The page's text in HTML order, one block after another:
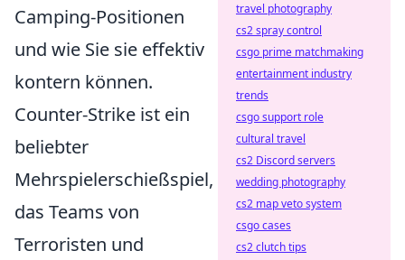
Camping-Positionen
und wie Sie sie effektiv
kontern können.
Counter-Strike ist ein
beliebter
Mehrspielerschießspiel,
das Teams von
Terroristen und
travel photography
cs2 spray control
csgo prime matchmaking
entertainment industry
trends
csgo support role
cultural travel
cs2 Discord servers
wedding photography
cs2 map veto system
csgo cases
cs2 clutch tips